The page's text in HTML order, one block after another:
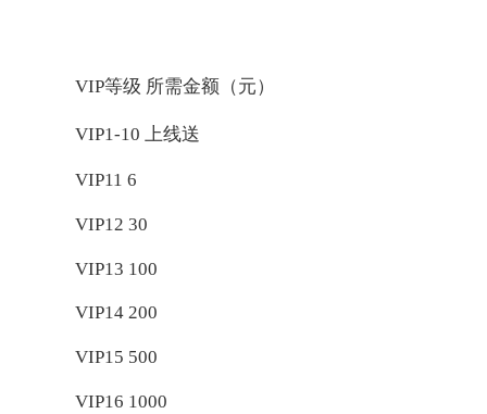
VIP等级 所需金额（元）
VIP1-10 上线送
VIP11 6
VIP12 30
VIP13 100
VIP14 200
VIP15 500
VIP16 1000